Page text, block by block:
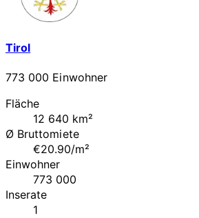
Tirol
773 000 Einwohner
Fläche
12 640 km²
Ø Bruttomiete
€20.90/m²
Einwohner
773 000
Inserate
1